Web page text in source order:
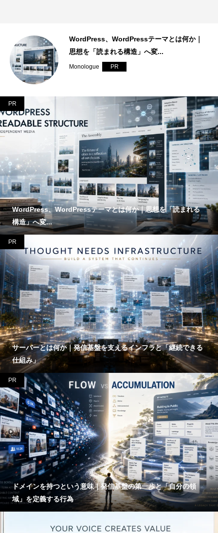
サーバーとは何か｜発信基盤を支えるインフ
ラと「継続できる仕組み」
Monologue PR
WordPress、WordPressテーマとは何か｜思想を「読まれる
構造」へ変...
PR
サーバーとは何か｜発信基盤を支えるインフラと「継続できる
仕組み」
PR
ドメインを持つという意味｜発信基盤の第一歩と「自分の領
域」を定義する行為
PR